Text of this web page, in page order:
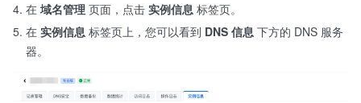
在 域名管理 页面，点击 实例信息 标签页。
在 实例信息 标签页上，您可以看到 DNS 信息 下方的 DNS 服务
器。